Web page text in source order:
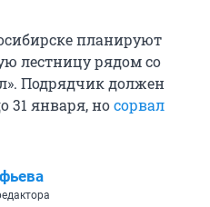
планируют
лестницу рядом со
Подрядчик должен
31 января, носорвал